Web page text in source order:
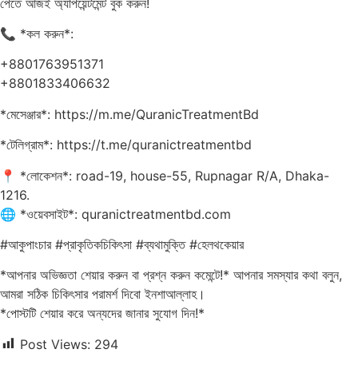
📞 *কল করুন*:
+8801763951371
+8801833406632
*মেসেঞ্জার*: https://m.me/QuranicTreatmentBd
*টেলিগ্রাম*: https://t.me/quranictreatmentbd
📍 *লোকেশন*: road-19, house-55, Rupnagar R/A, Dhaka-
1216.
🌐 *ওয়েবসাইট*: quranictreatmentbd.com
#আকুপাংচার #প্রাকৃতিকচিকিৎসা #ব্যথামুক্তি #হেলথকেয়ার
*আপনার অভিজ্ঞতা শেয়ার করুন বা প্রশ্ন করুন কমেন্টে!* আপনার সমস্যার কথা বলুন,
আমরা সঠিক চিকিৎসার পরামর্শ দিবো ইনশাআল্লাহ।
*পোস্টটি শেয়ার করে অন্যদের জানার সুযোগ দিন!*
Post Views: 294